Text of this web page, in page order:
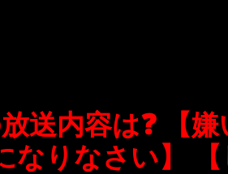
送内容は❓ 【
なりなさい】